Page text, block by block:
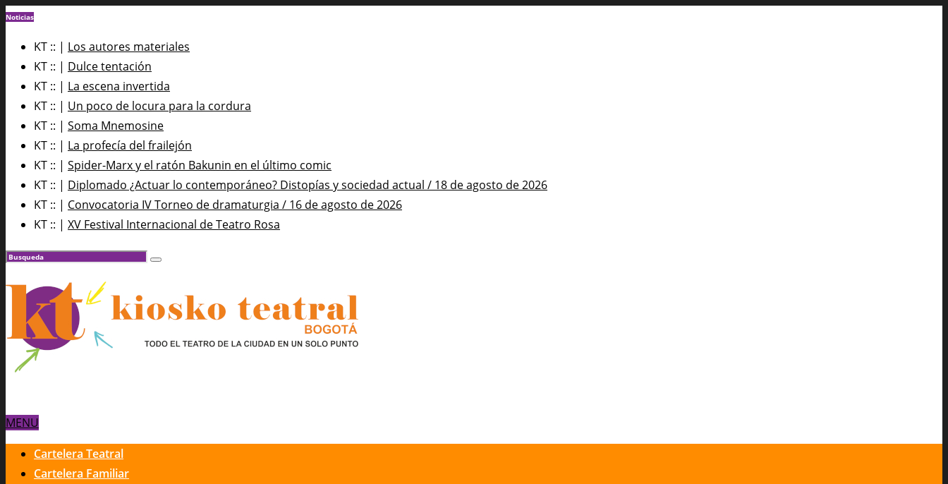
Noticias
KT :: | Los autores materiales
KT :: | Dulce tentación
KT :: | La escena invertida
KT :: | Un poco de locura para la cordura
KT :: | Soma Mnemosine
KT :: | La profecía del frailejón
KT :: | Spider-Marx y el ratón Bakunin en el último comic
KT :: | Diplomado ¿Actuar lo contemporáneo? Distopías y sociedad actual / 18 de agosto de 2026
KT :: | Convocatoria IV Torneo de dramaturgia / 16 de agosto de 2026
KT :: | XV Festival Internacional de Teatro Rosa
MENU
Cartelera Teatral
Cartelera Familiar